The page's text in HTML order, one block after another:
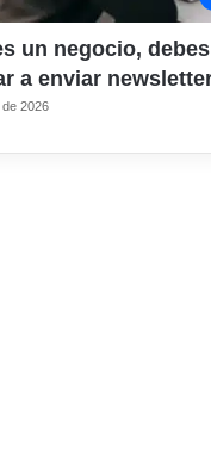
un negocio, debes
a enviar
de 2026